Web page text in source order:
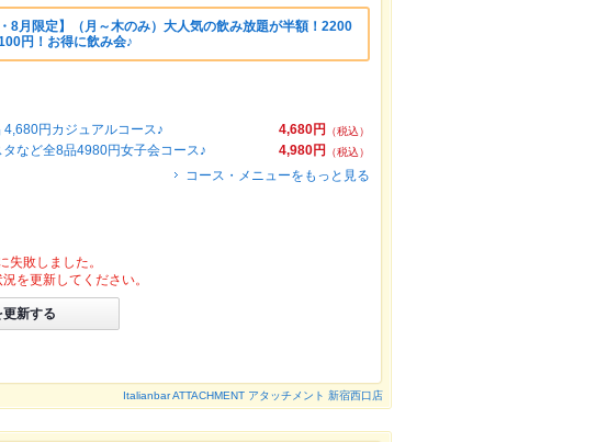
・8月限定】（月～木のみ）大人気の飲み放題が半額！2200
円！お得に飲み会♪
4,680円
（税込）
4,680円カジュアルコース♪
4,980円
（税込）
など全8品4980円女子会コース♪
コース・メニューをもっと見る
失敗しました。
を更新してください。
新する
Italianbar ATTACHMENT アタッチメント 新宿西口店